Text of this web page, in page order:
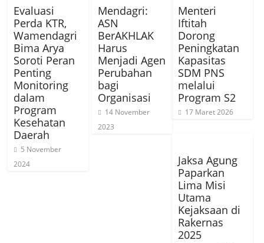
Evaluasi
Perda KTR,
Wamendagri
Bima Arya
Soroti Peran
Penting
Monitoring
dalam
Program
Kesehatan
Daerah
5 November
2024
Mendagri:
ASN
BerAKHLAK
Harus
Menjadi Agen
Perubahan
bagi
Organisasi
14 November
2023
Menteri
Iftitah
Dorong
Peningkatan
Kapasitas
SDM PNS
melalui
Program S2
17 Maret 2026
Jaksa Agung
Paparkan
Lima Misi
Utama
Kejaksaan di
Rakernas
2025